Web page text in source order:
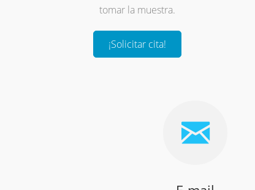
tomar la muestra.
¡Solicitar cita!